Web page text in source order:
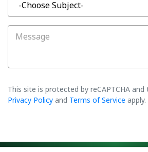
Message
This site is protected by reCAPTCHA and
Privacy Policyand Terms of Service apply.